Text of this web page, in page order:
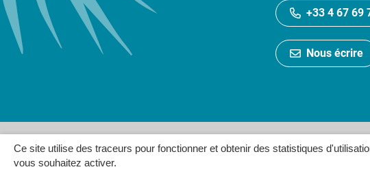
Ce site utilise des traceurs pour fonctionner et obtenir des statistiques
vous souhaitez activer.
+33 4 67 69
Nous écrire